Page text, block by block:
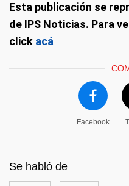
Esta publicación se
de IPS Noticias. Para
click acá
Facebook
Se habló de